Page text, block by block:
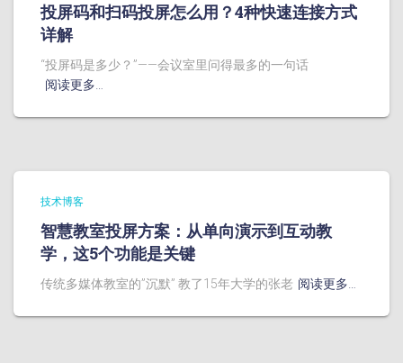
投屏码和扫码投屏怎么用？4种快速连接方式
详解
“投屏码是多少？”——会议室里问得最多的一句话
阅读更多…
技术博客
智慧教室投屏方案：从单向演示到互动教
学，这5个功能是关键
传统多媒体教室的”沉默” 教了15年大学的张老 阅读更多…